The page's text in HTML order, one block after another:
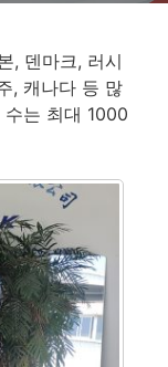
, 덴마크, 러시
, 캐나다 등 많
는 최대 1000